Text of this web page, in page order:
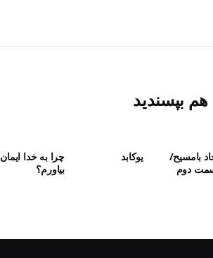
هم بپسندید
بامسیح/
دوم
یوکابد
چرا به خدا ایمان
بیاورم؟